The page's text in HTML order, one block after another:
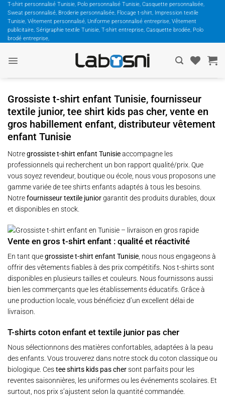
Passer
contenu
T-shirt personnalisé Tunisie, Polo personnalisé Tunisie, Casquette personnalisée,
Sweat personnalisé, Broderie personnalisée, Flocage t-shirt, Impression textile
Tunisie, Vêtement personnalisé, Uniforme personnalisé entreprise, Vêtement
publicitaire, Sérigraphie textile Tunisie, T-shirt entreprise, Casquette brodée, Polo
brodé entreprise,
Grossiste t-shirt enfant Tunisie, fournisseur
textile junior, tee shirt kids pas cher, vente en
gros habillement enfant, distributeur vêtement
enfant Tunisie
Notregrossiste t-shirt enfant Tunisieaccompagne les
professionnels qui recherchent un bon rapport qualité/prix. Que
vous soyez revendeur, boutique ou école, nous vous proposons une
gamme variée de tee shirts enfants adaptés à tous les besoins.
Notrefournisseur textile juniorgarantit des produits durables, doux
et disponibles en stock.
Vente en gros t-shirt enfant : qualité et réactivité
En tant quegrossiste t-shirt enfant Tunisie, nous nous engageons à
offrir des vêtements fiables à des prix compétitifs. Nos t-shirts sont
disponibles en plusieurs tailles et couleurs. Nous fournissons aussi
bien les commerçants que les établissements éducatifs. Grâce à
une production locale, vous bénéficiez d’un excellent délai de
livraison.
T-shirts coton enfant et textile junior pas cher
Nous sélectionnons des matières confortables, adaptées à la peau
des enfants. Vous trouverez dans notre stock du coton classique ou
biologique. Cestee shirts kids pas chersont parfaits pour les
reventes saisonnières, les uniformes ou les événements scolaires. Et
surtout, nos prix s’ajustent selon la quantité commandée.